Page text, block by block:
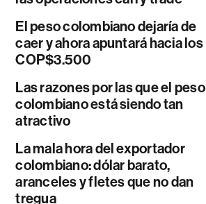
El peso colombiano dejaría de
caer y ahora apuntará hacia los
COP$3.500
Las razones por las que el peso
colombiano está siendo tan
atractivo
La mala hora del exportador
colombiano: dólar barato,
aranceles y fletes que no dan
tregua